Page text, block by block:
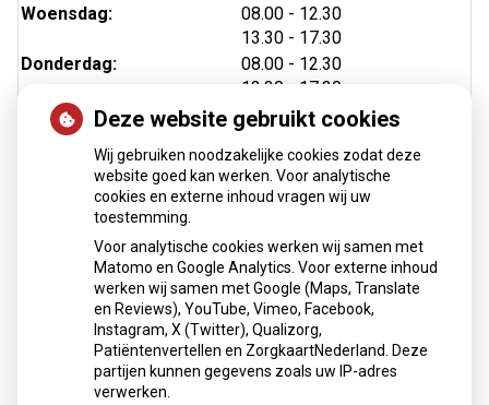
Woensdag:
08.00 tot
- 12.30
13.30 tot
- 17.30
Donderdag:
08.00 tot
- 12.30
13.30
tot
- 17.30
Vrijdag:
08.00tot
- 12.30
Medicijnen mee op reis?
Klanttevredenheidsonderzoek score
Toestemming uitwisseling/delen medische gegevens
vanaf 12 jaar en 16 jaar
Vitaliteits- en informatiemarkt 25 maart 2026
Deze website gebruikt cookies
Wij gebruiken noodzakelijke cookies zodat deze
website goed kan werken. Voor analytische
cookies en externe inhoud vragen wij uw
toestemming.
Voor analytische cookies werken wij samen met
Matomo en Google Analytics. Voor externe inhoud
werken wij samen met Google (Maps, Translate
en Reviews), YouTube, Vimeo, Facebook,
Instagram, X (Twitter), Qualizorg,
Patiëntenvertellen en ZorgkaartNederland. Deze
partijen kunnen gegevens zoals uw IP-adres
verwerken.